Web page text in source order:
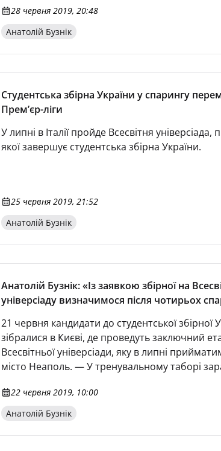
28 червня 2019, 20:48
Анатолій Бузнік
Студентська збірна України у спарингу
Прем’єр-ліги
У липні в Італії пройде Всесвітня універсіада,
якої завершує студентська збірна України.
25 червня 2019, 21:52
Анатолій Бузнік
Анатолій Бузнік: «Із заявкою збірної на
універсіаду визначимося після чотирьох
21 червня кандидати до студентської збірної
зібралися в Києві, де проведуть заключний
Всесвітньої універсіади, яку в липні
місто Неаполь. — У тренувальному таборі
інтерв’ю офіційному сайту УАФ. — Після
визначимося з тими 20-ма виконавцями, що
столиці всі ті грав
22 червня 2019, 10:00
Анатолій Бузнік